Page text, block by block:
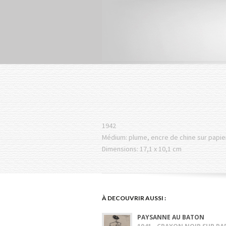
1942
Médium: plume, encre de chine sur
Dimensions: 17,1 x 10,1 cm
À DECOUVRIR AUSSI :
PAYSANNE AU BATON